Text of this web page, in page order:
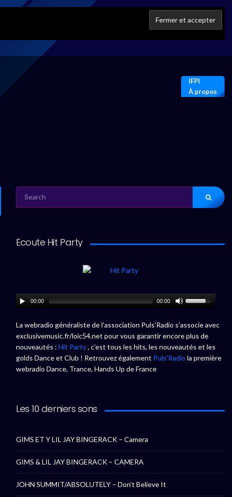
IFPI
À propos
FOR:
Ecoute Hit Party
00:00 00:00
La webradio généraliste de l’association Puls’Radio s’associe avec
exclusivemusic.fr/loic54.net pour vous garantir encore plus de
nouveautés : Hit Party, c’est tous les hits, les nouveautés et les
golds Dance et Club ! Retrouvez également Puls’Radio la première
webradio Dance, Trance, Hands Up de France
Les 10 derniers sons
GIMS ET Y LIL JAY BINGERACK – Camera
GIMS & LIL JAY BINGERACK – CAMERA
JOHN SUMMIT/ABSOLUTELY – Don’t Believe It